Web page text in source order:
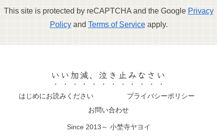
This site is protected by reCAPTCHA and the Google Privacy
Policyand Terms of Serviceapply.
いい加減、泣き止みなさい
はじめにお読みください
プライバシーポリシー
お問い合わせ
Since 2013～ 小埜寺ヤヨイ